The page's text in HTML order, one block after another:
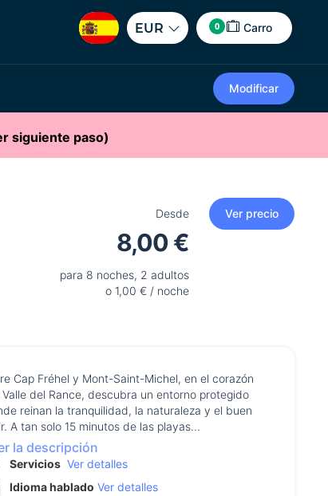
EUR 0 Carro
Modificar
siguiente paso)
Desde
8,00 €
para 8 noches, 2 adultos
o 1,00 € / noche
Ver precio
Cap Fréhel y Mont-Saint-Michel, en el corazón
del Rance, descubra un entorno protegido
reinan la tranquilidad, la naturaleza y el buen
A tan solo 15 minutos de las playas...
la descripción
Servicios Ver detalles
Idioma hablado Ver detalles